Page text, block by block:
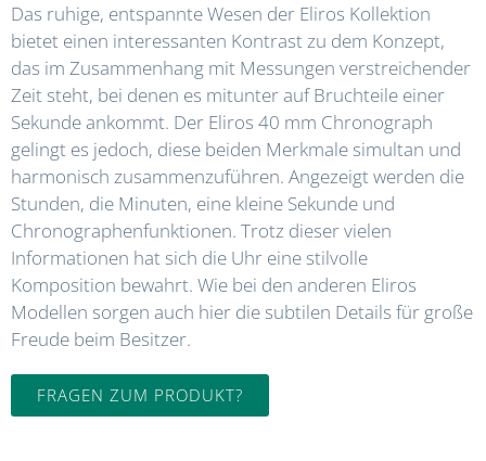
Das ruhige, entspannte Wesen der Eliros Kollektion
bietet einen interessanten Kontrast zu dem Konzept,
das im Zusammenhang mit Messungen verstreichender
Zeit steht, bei denen es mitunter auf Bruchteile einer
Sekunde ankommt. Der Eliros 40 mm Chronograph
gelingt es jedoch, diese beiden Merkmale simultan und
harmonisch zusammenzuführen. Angezeigt werden die
Stunden, die Minuten, eine kleine Sekunde und
Chronographenfunktionen. Trotz dieser vielen
Informationen hat sich die Uhr eine stilvolle
Komposition bewahrt. Wie bei den anderen Eliros
Modellen sorgen auch hier die subtilen Details für große
Freude beim Besitzer.
FRAGEN ZUM PRODUKT?